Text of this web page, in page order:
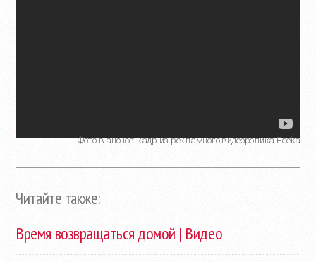
Фото в анонсе: кадр из рекламного видеоролика Edeka
Читайте также:
Время возвращаться домой | Видео